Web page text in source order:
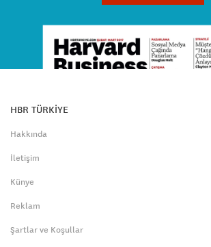
HBR TÜRKİYE
Hakkında
İletişim
Künye
Reklam
Şartlar ve Koşullar